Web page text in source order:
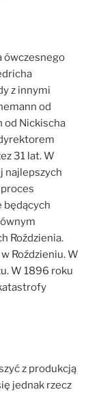
ówczesnego
z innymi
od
od Nickischa
31 lat. W
najlepszych
będących
Roździenia.
Roździeniu. W
W 1896 roku
z produkcją
jednak rzecz